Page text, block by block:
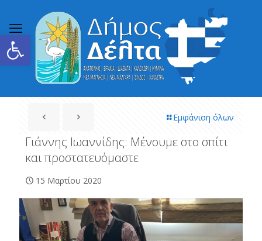
Ανοίξτε τη γραμμή εργαλείων
Εμφάνιση όλων
Γιάννης Ιωαννίδης: Μένουμε στο σπίτι
και προστατευόμαστε
15 Μαρτίου 2020